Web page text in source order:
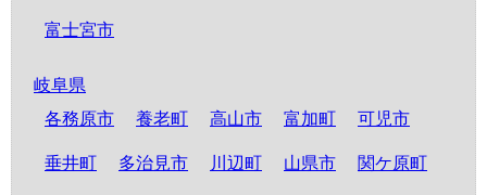
富士宮市
岐阜県
各務原市
養老町 高山市 富加町 可児市
垂井町 多治見市 川辺町 山県市 関ケ原町